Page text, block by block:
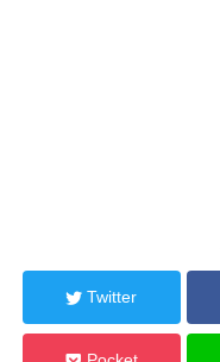
Twitter